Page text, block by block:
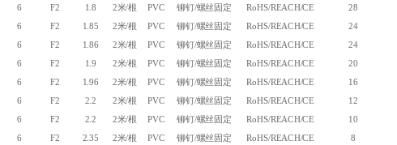
6 F2 1.8 2米/根 PVC 铆钉/螺丝固定 RoHS/REACH/CE
28
6 F2 1.85 2米/根 PVC 铆钉/螺丝固定 RoHS/REACH/CE
24
6 F2 1.86 2米/根 PVC 铆钉/螺丝固定 RoHS/REACH/CE
24
6 F2 1.9 2米/根 PVC 铆钉/螺丝固定 RoHS/REACH/CE
20
6 F2 1.96 2米/根 PVC 铆钉/螺丝固定 RoHS/REACH/CE
16
6 F2 2.2 2米/根 PVC 铆钉/螺丝固定 RoHS/REACH/CE
12
6 F2 2.2 2米/根 PVC 铆钉/螺丝固定 RoHS/REACH/CE
10
6 F2 2.35 2米/根 PVC 铆钉/螺丝固定 RoHS/REACH/CE 8